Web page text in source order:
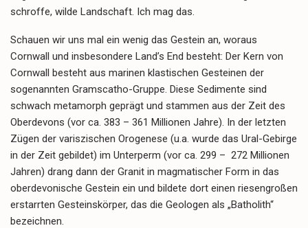
schroffe, wilde Landschaft. Ich mag das.
Schauen wir uns mal ein wenig das Gestein an, woraus
Cornwall und insbesondere Land’s End besteht: Der Kern von
Cornwall besteht aus marinen klastischen Gesteinen der
sogenannten Gramscatho-Gruppe. Diese Sedimente sind
schwach metamorph geprägt und stammen aus der Zeit des
Oberdevons (vor ca. 383 – 361 Millionen Jahre). In der letzten
Zügen der variszischen Orogenese (u.a. wurde das Ural-Gebirge
in der Zeit gebildet) im Unterperm (vor ca. 299 – 272 Millionen
Jahren) drang dann der Granit in magmatischer Form in das
oberdevonische Gestein ein und bildete dort einen riesengroßen
erstarrten Gesteinskörper, das die Geologen als „Batholith“
bezeichnen.